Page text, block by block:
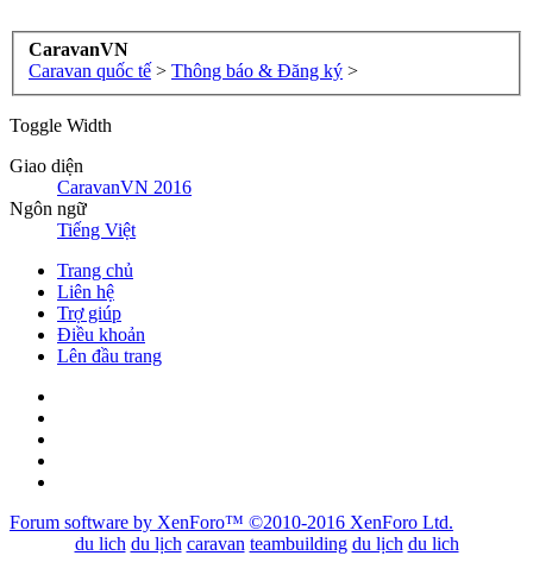
CaravanVN
Caravan quốc tế > Thông báo & Đăng ký >
Toggle Width
Giao diện
CaravanVN 2016
Ngôn ngữ
Tiếng Việt
Trang chủ
Liên hệ
Trợ giúp
Điều khoản
Lên đầu trang
Forum software by XenForo™ ©2010-2016 XenForo Ltd.
du lich du lịch caravan teambuilding du lịch du lich